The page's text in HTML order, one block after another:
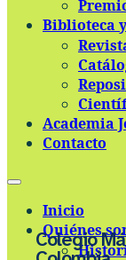
Skip to main
Biblioteca
Academia
Contacto
Inicio
Quiénes
Colegio